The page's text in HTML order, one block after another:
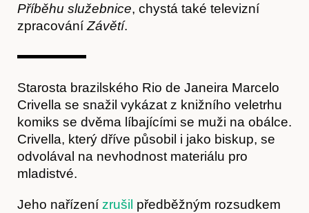
Obchod
Příběhu služebnice, chystá také televizní
zpracování Závětí.
Starosta brazilského Rio de Janeira Marcelo
Crivella se snažil vykázat z knižního veletrhu
komiks se dvěma líbajícími se muži na obálce.
Crivella, který dříve působil i jako biskup, se
odvolával na nevhodnost materiálu pro
mladistvé.
Jeho nařízení zrušil předběžným rozsudkem